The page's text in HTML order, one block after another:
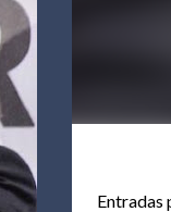
Entradas